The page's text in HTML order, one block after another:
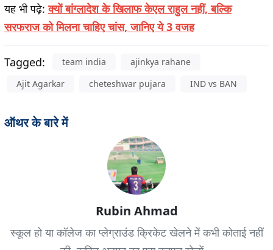
यह भी पढ़े:क्यों बांग्लादेश के खिलाफ केएल राहुल नहीं, बल्कि
सरफराज को मिलना चाहिए चांस, जानिए ये 3 वजह
Tagged: team india
ajinkya rahane
Ajit Agarkar
cheteshwar pujara IND vs BAN
ऑथर के बारे में
Rubin Ahmad
स्कूल हो या कॉलेज का प्लेग्राउंड क्रिकेट खेलने में कभी कोताई नहीं